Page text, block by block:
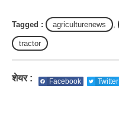
Tagged : agriculturenews
tractor
शेयर : Facebook Twitter